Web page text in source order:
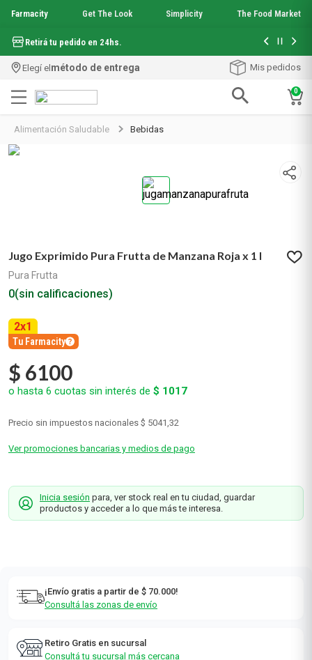
Farmacity Get The Look Simplicity The Food Market
Retirá tu pedido en 24hs. Hasta 6
Elegí elmétodo de entrega Mis pedidos
0
Alimentación Saludable Bebidas
Jugo Exprimido Pura Frutta de Manzana Roja x 1 l
Pura Frutta
0(sin calificaciones)
2x1
Tu Farmacity
$ 6100
o hasta 6 cuotas sin interés de $ 1017
Precio sin impuestos nacionales $ 5041,32
Ver promociones bancarias y medios de pago
Inicia sesión para, ver stock real en tu ciudad, guardar
productos y acceder a lo que más te interesa.
¡Envío gratis a partir de $ 70.000!
Consultá las zonas de envío
Retiro Gratis en sucursal
Consultá tu sucursal más cercana
2.
8.get the look
9.nyx
10
serum elvive